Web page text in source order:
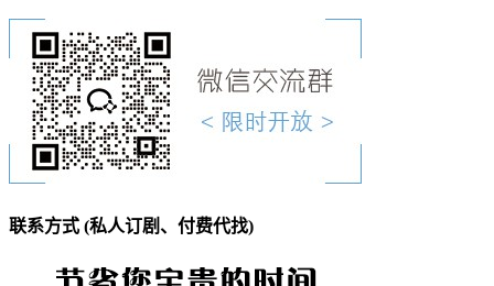
联系方式 (私人订剧、付费代找)